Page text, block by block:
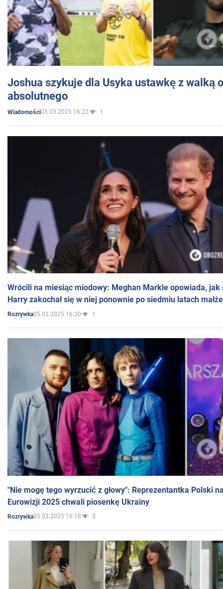
Joshua szykuje dla Usyka ustawkę z walką
absolutnego
Wiadomości05.03.2025 16:22 1
Wrócili na miesiąc miodowy: Meghan Markle opowiada, jak
Harry zakochał się w niej ponownie po siedmiu latach
Rozrywka05.03.2025 16:20 1
"Nie mogę tego wyrzucić z głowy": Reprezentantka Polski
Eurowizji 2025 chwali piosenkę Ukrainy
Rozrywka05.03.2025 16:18 3